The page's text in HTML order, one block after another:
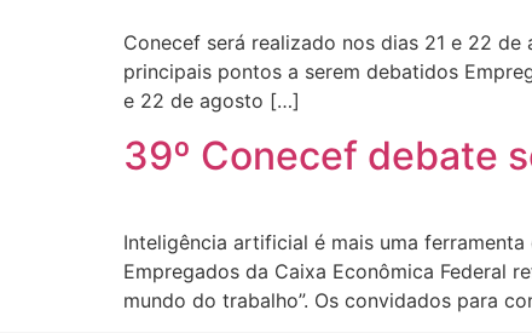
Conecef será realizado nos dias 21 e 22
principais pontos a serem debatidos
e 22 de agosto […]
39º Conecef debate
Inteligência artificial é mais uma
Empregados da Caixa Econômica Federal
mundo do trabalho”. Os convidados para